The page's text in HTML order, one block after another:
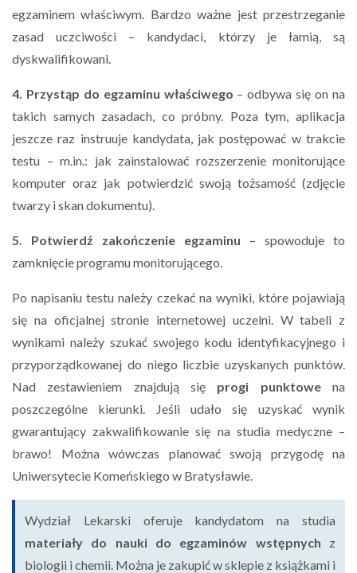
egzaminem właściwym. Bardzo ważne jest przestrzeganie
zasad uczciwości – kandydaci, którzy je łamią, są
dyskwalifikowani.
4. Przystąp do egzaminu właściwego – odbywa się on na
takich samych zasadach, co próbny. Poza tym, aplikacja
jeszcze raz instruuje kandydata, jak postępować w trakcie
testu – m.in.: jak zainstalować rozszerzenie monitorujące
komputer oraz jak potwierdzić swoją tożsamość (zdjęcie
twarzy i skan dokumentu).
5. Potwierdź zakończenie egzaminu – spowoduje to
zamknięcie programu monitorującego.
Po napisaniu testu należy czekać na wyniki, które pojawiają
się na oficjalnej stronie internetowej uczelni. W tabeli z
wynikami należy szukać swojego kodu identyfikacyjnego i
przyporządkowanej do niego liczbie uzyskanych punktów.
Nad zestawieniem znajdują się progi punktowena
poszczególne kierunki. Jeśli udało się uzyskać wynik
gwarantujący zakwalifikowanie się na studia medyczne –
brawo! Można wówczas planować swoją przygodę na
Uniwersytecie Komeńskiego w Bratysławie.
Wydział Lekarski oferuje kandydatom na studia
materiały do nauki do egzaminów wstępnych z
biologii i chemii. Można je zakupić w sklepie z książkami i